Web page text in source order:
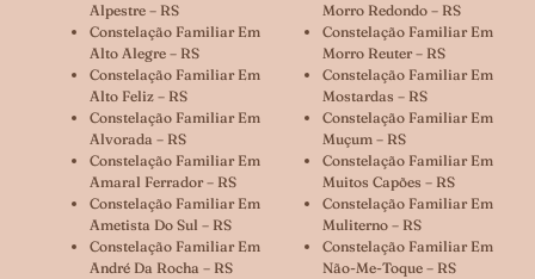
Alpestre – RS
Constelação Familiar Em
Alto Alegre – RS
Constelação Familiar Em
Alto Feliz – RS
Constelação Familiar Em
Alvorada – RS
Constelação Familiar Em
Amaral Ferrador – RS
Constelação Familiar Em
Ametista Do Sul – RS
Constelação Familiar Em
André Da Rocha – RS
Morro Redondo – RS
Constelação Familiar Em
Morro Reuter – RS
Constelação Familiar Em
Mostardas – RS
Constelação Familiar Em
Muçum – RS
Constelação Familiar Em
Muitos Capões – RS
Constelação Familiar Em
Muliterno – RS
Constelação Familiar Em
Não-Me-Toque – RS